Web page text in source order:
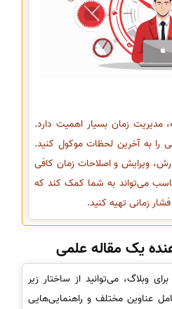
مدیریت زمان بسیار اهمیت دارد.
را به آخرین لحظات موکول کنید.
ویرایش و اصلاحات زمان کافی
می‌تواند به شما کمک کند که
زمانی تهیه کنید.
یک مقاله علمی
وبلاگ، می‌توانید از ساختار زیر
عناوین مختلف و راهنمایی‌هایی